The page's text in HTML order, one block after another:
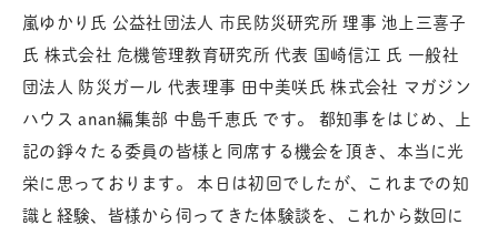
嵐ゆかり氏 公益社団法人 市民防災研究所 理事 池上三喜子
氏 株式会社 危機管理教育研究所 代表 国崎信江 氏 一般社
団法人 防災ガール 代表理事 田中美咲氏 株式会社 マガジン
ハウス anan編集部 中島千恵氏 です。 都知事をはじめ、上
記の錚々たる委員の皆様と同席する機会を頂き、本当に光
栄に思っております。 本日は初回でしたが、これまでの知
識と経験、皆様から伺ってきた体験談を、これから数回に